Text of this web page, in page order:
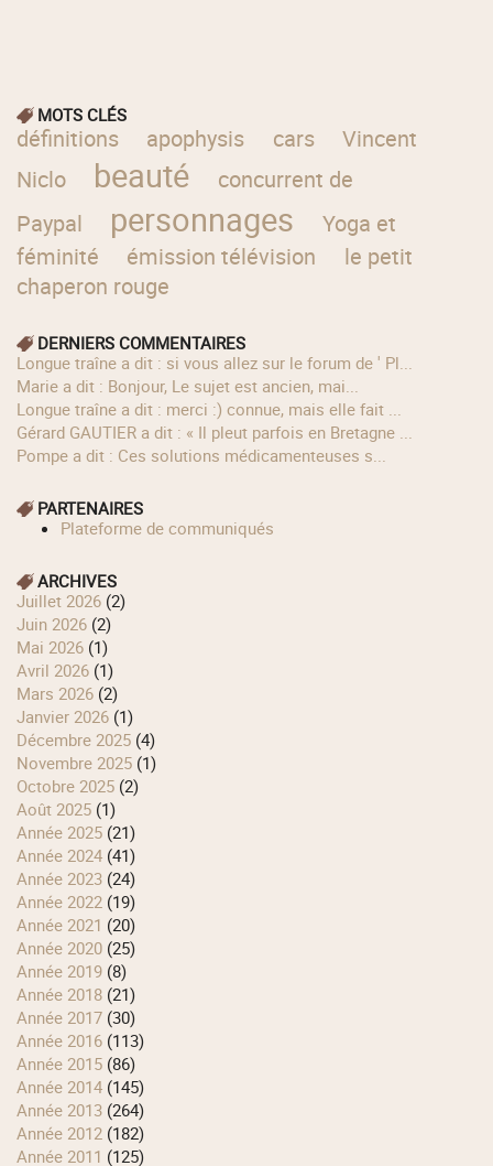
MOTS CLÉS
définitions apophysis cars
Vincent
Niclo
beauté
concurrent de
Paypal
personnages
Yoga et
féminité
émission télévision
le petit
chaperon rouge
DERNIERS COMMENTAIRES
longue traîne a dit : si vous allez sur le forum de ' Pl...
Marie a dit : Bonjour, Le sujet est ancien, mai...
longue traîne a dit : merci :) connue, mais elle fait ...
Gérard GAUTIER a dit : « Il pleut parfois en Bretagne ...
Pompe a dit : Ces solutions médicamenteuses s...
PARTENAIRES
Plateforme de communiqués
ARCHIVES
juillet 2026 (2)
juin 2026 (2)
mai 2026 (1)
avril 2026 (1)
mars 2026 (2)
janvier 2026 (1)
décembre 2025 (4)
novembre 2025 (1)
octobre 2025 (2)
août 2025 (1)
année 2025 (21)
année 2024 (41)
année 2023 (24)
année 2022 (19)
année 2021 (20)
année 2020 (25)
année 2019 (8)
année 2018 (21)
année 2017 (30)
année 2016 (113)
année 2015 (86)
année 2014 (145)
année 2013 (264)
année 2012 (182)
année 2011 (125)